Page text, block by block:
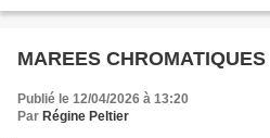
MAREES CHROMATIQUES
Publié le 12/04/2026 à 13:20
Par Régine Peltier